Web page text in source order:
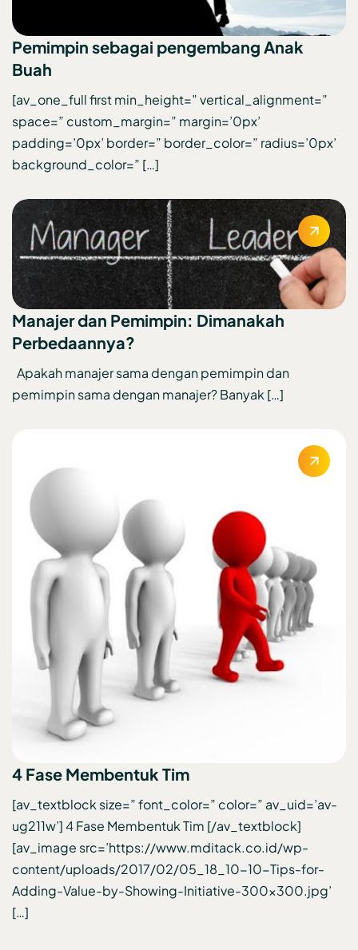
Pemimpin sebagai pengembang Anak
Buah
[av_one_full first min_height=” vertical_alignment=”
space=” custom_margin=” margin=’0px’
padding=’0px’ border=” border_color=” radius=’0px’
background_color=” […]
Manajer dan Pemimpin: Dimanakah
Perbedaannya?
Apakah manajer sama dengan pemimpin dan
pemimpin sama dengan manajer? Banyak […]
4 Fase Membentuk Tim
[av_textblock size=” font_color=” color=” av_uid=’av-
ug211w’] 4 Fase Membentuk Tim [/av_textblock]
[av_image src=’https://www.mditack.co.id/wp-
content/uploads/2017/02/05_18_10-10-Tips-for-
Adding-Value-by-Showing-Initiative-300×300.jpg’
[…]